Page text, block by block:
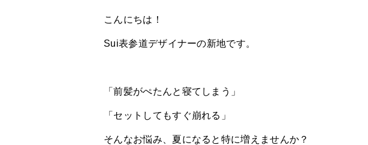
こんにちは！
Sui表参道デザイナーの新地です。
「前髪がぺたんと寝てしまう」
「セットしてもすぐ崩れる」
そんなお悩み、夏になると特に増えませんか？